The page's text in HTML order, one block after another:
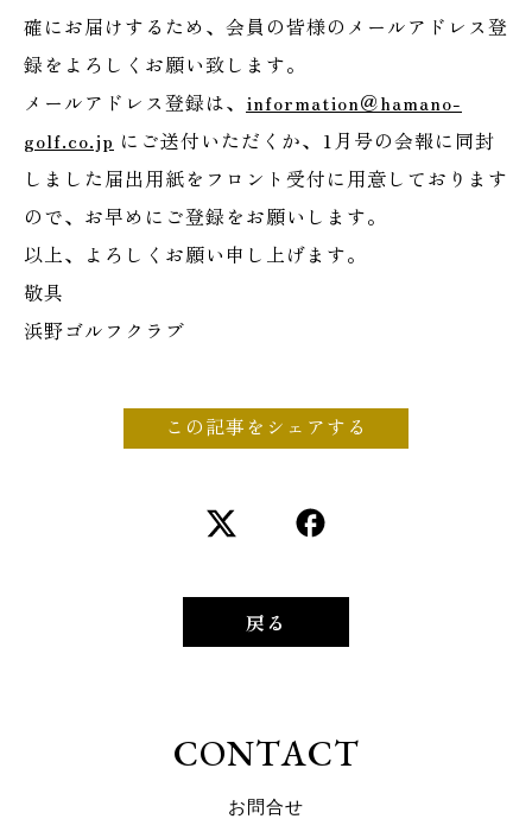
確にお届けするため、 会員の皆様のメールアドレス登
録をよろしくお願い致します。
メールアドレス登録は、 information＠hamano-
golf.co.jp にご送付いただくか、1月号の会報に同封
しました届出用紙をフロント受付に用意しております
ので、お早めにご登録をお願いします。
以上、よろしくお願い申し上げます。
敬具
浜野ゴルフクラブ
この記事をシェアする
戻る
CONTACT
お問合せ